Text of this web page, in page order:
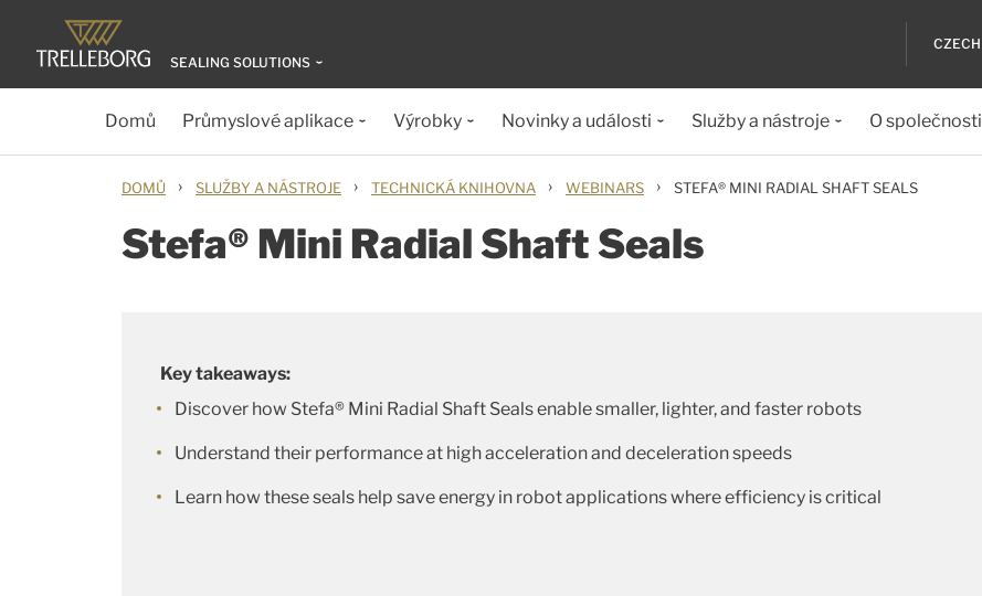
SEALING SOLUTIONS
CZECH
Domů Průmyslové aplikace Výrobky Novinky a události Služby a nástroje O společnosti
DOMŮ › SLUŽBY A NÁSTROJE › TECHNICKÁ KNIHOVNA › WEBINARS › STEFA® MINI RADIAL SHAFT SEALS
Stefa® Mini Radial Shaft Seals
Key takeaways:
Discover how Stefa® Mini Radial Shaft Seals enable smaller, lighter, and faster robots
Understand their performance at high acceleration and deceleration speeds
Learn how these seals help save energy in robot applications where efficiency is critical